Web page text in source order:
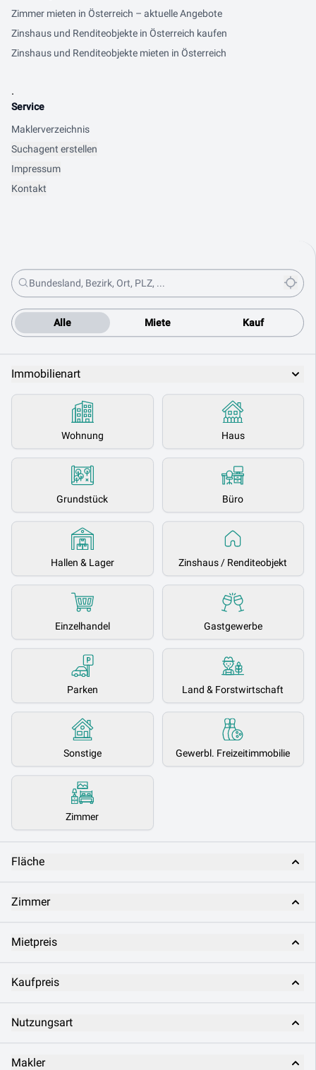
Alle Miete Kauf
Immobilienart
Wohnung Haus
Grundstück Büro
Hallen & Lager Zinshaus / Renditeobjekt
Einzelhandel Gastgewerbe
Parken Land & Forstwirtschaft
Sonstige Gewerbl. Freizeitimmobilie
Zimmer
Fläche
Zimmer
Mietpreis
Kaufpreis
Nutzungsart
Makler
Zimmer mieten in Österreich – aktuelle Angebote
Zinshaus und Renditeobjekte in Österreich kaufen
Zinshaus und Renditeobjekte mieten in Österreich
.
Service
Maklerverzeichnis
Suchagent erstellen
Impressum
Kontakt